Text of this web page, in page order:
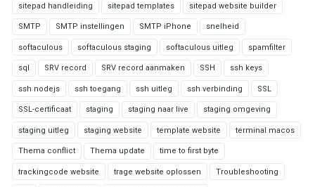
sitepad handleiding sitepad templates sitepad website builder
SMTP SMTP instellingen SMTP iPhone snelheid
softaculous softaculous staging softaculous uitleg spamfilter
sql SRV record SRV record aanmaken SSH ssh keys
ssh nodejs ssh toegang ssh uitleg ssh verbinding SSL
SSL-certificaat staging staging naar live staging omgeving
staging uitleg staging website template website terminal macos
Thema conflict Thema update time to first byte
trackingcode website trage website oplossen Troubleshooting